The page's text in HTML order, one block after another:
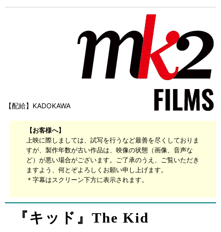
【配給】KADOKAWA
【お客様へ】
上映に際しましては、試写を行うなど最善を尽くしておりま
すが、製作年数が古い作品は、映像の状態（画像、音声な
ど）が悪い場合がございます。ご了承のうえ、ご覧いただき
ますよう、何とぞよろしくお願い申し上げます。
＊字幕はスクリーン下方に表示されます。
『キッド』The Kid